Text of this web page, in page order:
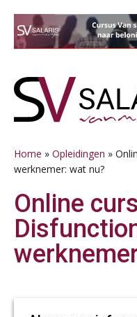
naar
hoofdnavigatie
naar
hoofd
naar
eerste
naar
voettekst
Home » Opleidingen »
werknemer: wat nu?
Online